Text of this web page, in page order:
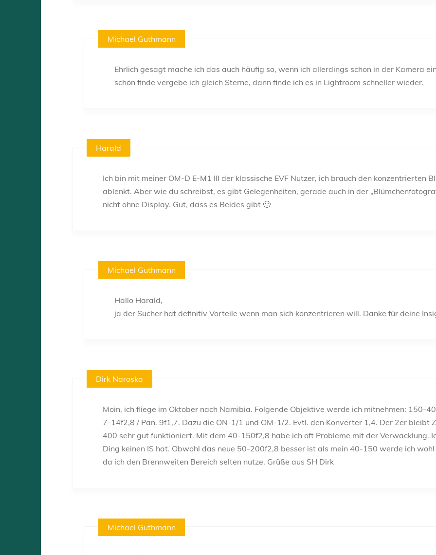
Michael Guthmann
Ehrlich gesagt mache ich das auch häufig so, wenn ich allerdings schon in der Kamera
schön finde vergebe ich gleich Sterne, dann finde ich es in Lightroom schneller wieder.
Harald
Ich bin mit meiner OM-D E-M1 III der klassische EVF Nutzer, ich brauch den konzentrierten
ablenkt. Aber wie du schreibst, es gibt Gelegenheiten, gerade auch in der
nicht ohne Display. Gut, dass es Beides gibt 🙂
Michael Guthmann
Hallo Harald,
ja der Sucher hat definitiv Vorteile wenn man sich konzentrieren will. Danke für deine
Dirk Naroska
Moin, ich fliege im Oktober nach Namibia. Folgende Objektive werde ich mitnehmen: 150-
7-14f2,8 / Pan. 9f1,7. Dazu die ON-1/1 und OM-1/2. Evtl. den Konverter 1,4. Der 2er bleibt
400 sehr gut funktioniert. Mit dem 40-150f2,8 habe ich oft Probleme mit der Verwacklung.
Ding keinen IS hat. Obwohl das neue 50-200f2,8 besser ist als mein 40-150 werde ich
da ich den Brennweiten Bereich selten nutze. Grüße aus SH Dirk
Michael Guthmann